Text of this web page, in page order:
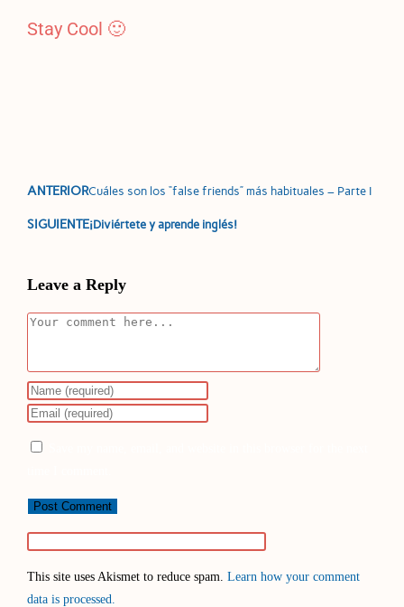
Stay Cool 🙂
ANTERIORCuáles son los “false friends” más habituales – Parte I
SIGUIENTE¡Diviértete y aprende inglés!
Leave a Reply
This site uses Akismet to reduce spam. Learn how your comment
data is processed.